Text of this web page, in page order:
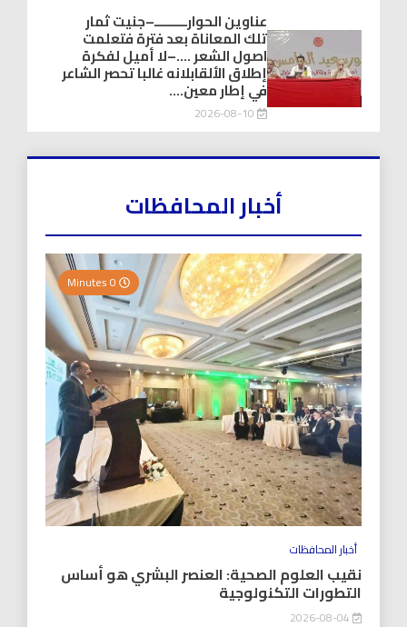
عناوين الحوارـــــــــ–جنيت ثمار
تلك المعاناة بعد فترة فتعلمت
اصول الشعر ….–لا أميل لفكرة
إطلاق الألقابلانه غالبا تحصر الشاعر
في إطار معين….
2026-08-10
أخبار المحافظات
أخبار المحافظات
نقيب العلوم الصحية: العنصر البشري هو أساس
التطورات التكنولوجية